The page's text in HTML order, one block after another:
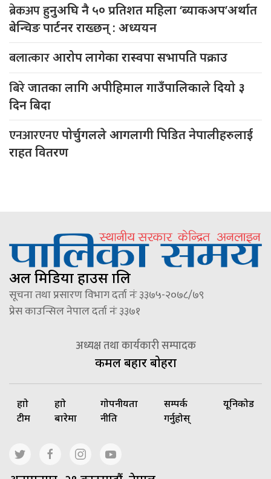
ब्रेकअपहुनुअघि नै ५० प्रतिशत महिला ‘ब्याकअप’अर्थात
बेन्चिङ पार्टनर राख्छन् : अध्ययन
बलात्कारआरोप लागेका रास्वपा सभापति पक्राउ
बिरेजातका लागि अपीहिमाल गाउँपालिकाले दियो ३
दिन बिदा
एनआरएनएपोर्चुगलले आगलागी पिडित नेपालीहरुलाई
राहत वितरण
अल मिडिया हाउस प्रालि
सूचना तथा प्रसारण विभाग दर्ता नंः ३३७५-२०७८/७९
प्रेस काउन्सिल नेपाल दर्ता नंः ३३७१
अध्यक्ष तथा कार्यकारी सम्पादक
कमल बहादुर बोहरा
हाम्रो
टीम
हाम्रो
बारेमा
गोपनीयता
नीति
सम्पर्क
गर्नुहोस्
यूनिकोड